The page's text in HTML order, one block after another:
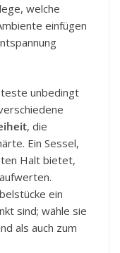
welche
einfügen
unbedingt
, die
Ein Sessel,
Halt bietet,
ein
sind; wähle sie
als auch zum